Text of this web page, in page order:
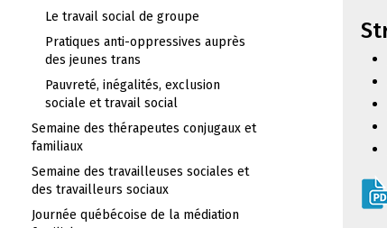
Le travail social de groupe
Pratiques anti-oppressives auprès
des jeunes trans
Pauvreté, inégalités, exclusion
sociale et travail social
Semaine des thérapeutes conjugaux et
familiaux
Semaine des travailleuses sociales et
des travailleurs sociaux
Journée québécoise de la médiation